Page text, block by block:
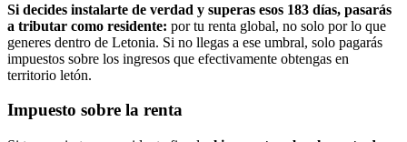
Si decides instalarte de verdad y superas esos 183 días, pasarás
a tributar como residente: por tu renta global, no solo por lo que
generes dentro de Letonia. Si no llegas a ese umbral, solo pagarás
impuestos sobre los ingresos que efectivamente obtengas en
territorio letón.
Impuesto sobre la renta